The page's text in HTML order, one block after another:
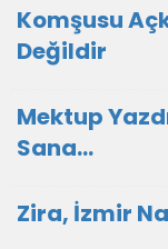
Komşusu
Değildir
Mektup
Sana…
Zira, İzmir